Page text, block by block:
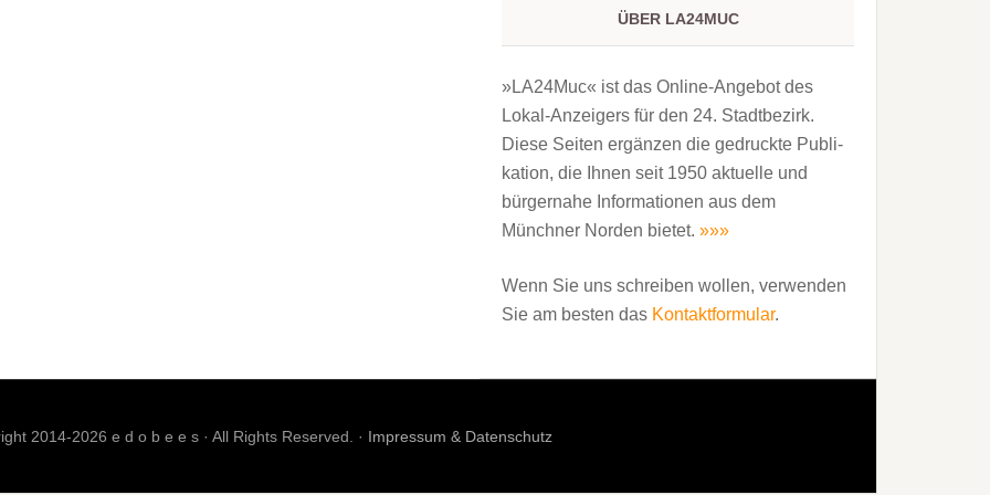
ÜBER LA24MUC
»LA24Muc« ist das Online-Angebot des
Lokal-Anzeigers für den 24. Stadtbezirk.
Diese Seiten ergänzen die gedruckte Publi­
kation, die Ihnen seit 1950 aktuelle und
bürgernahe Informationen aus dem
Münchner Norden bietet. »»»
Wenn Sie uns schreiben wollen, verwenden
Sie am besten das Kontaktformular.
2014-2026 e d o b e e s · All Rights Reserved. · Impressum & Datenschutz